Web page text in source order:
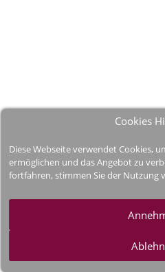
Cookies
Diese Webseite verwendet Cookies,
ermöglichen und das Angebot zu
fortfahren, stimmen Sie der Nutzung